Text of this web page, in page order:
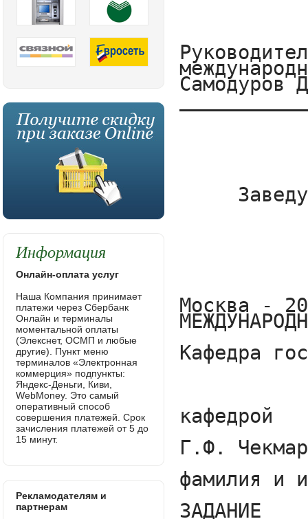
Информация
Онлайн-оплата услуг
Наша Компания принимает
платежи через Сбербанк
Онлайн и терминалы
моментальной оплаты
(Элекснет, ОСМП и любые
другие). Пункт меню
терминалов «Электронная
коммерция» подпункты:
Яндекс-Деньги, Киви,
WebMoney. Это самый
оперативный способ
совершения платежей. Срок
зачисления платежей от 5 до
15 минут.
Рекламодателям и
партнерам